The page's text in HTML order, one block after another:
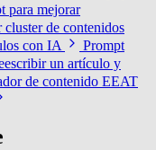
para mejorar
cluster de contenidos
con IA
Prompt
un artículo y
de contenido EEAT